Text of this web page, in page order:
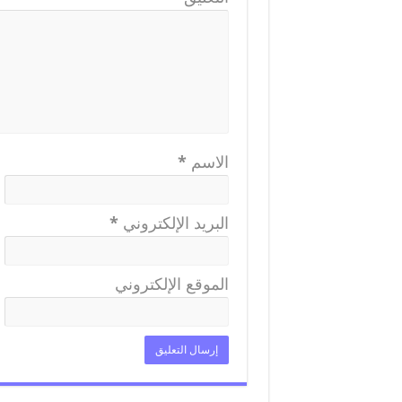
الاسم *
البريد الإلكتروني *
الموقع الإلكتروني